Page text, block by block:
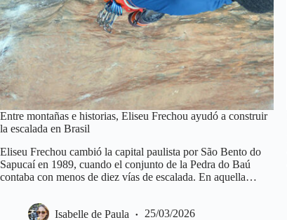
Entre montañas e historias, Eliseu Frechou ayudó a construir
la escalada en Brasil
Eliseu Frechou cambió la capital paulista por São Bento do
Sapucaí en 1989, cuando el conjunto de la Pedra do Baú
contaba con menos de diez vías de escalada. En aquella…
Isabelle de Paula 25/03/2026